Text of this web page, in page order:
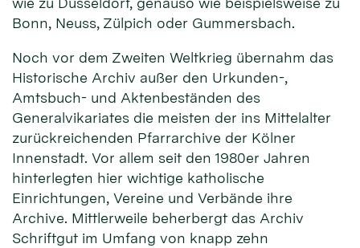
Bonn, Neuss, Zülpich oder Gummersbach.
Noch vor dem Zweiten Weltkrieg übernahm das
Historische Archiv außer den Urkunden-,
Amtsbuch- und Aktenbeständen des
Generalvikariates die meisten der ins Mittelalter
zurückreichenden Pfarrarchive der Kölner
Innenstadt. Vor allem seit den 1980er Jahren
hinterlegten hier wichtige katholische
Einrichtungen, Vereine und Verbände ihre
Archive. Mittlerweile beherbergt das Archiv
Schriftgut im Umfang von knapp zehn